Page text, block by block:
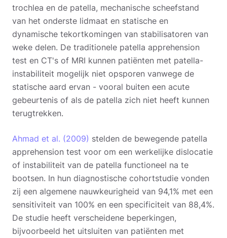
trochlea en de patella, mechanische scheefstand
van het onderste lidmaat en statische en
dynamische tekortkomingen van stabilisatoren van
weke delen. De traditionele patella apprehension
test en CT's of MRI kunnen patiënten met patella-
instabiliteit mogelijk niet opsporen vanwege de
statische aard ervan - vooral buiten een acute
gebeurtenis of als de patella zich niet heeft kunnen
terugtrekken.
Ahmad et al. (2009) stelden de bewegende patella
apprehension test voor om een werkelijke dislocatie
of instabiliteit van de patella functioneel na te
bootsen. In hun diagnostische cohortstudie vonden
zij een algemene nauwkeurigheid van 94,1% met een
sensitiviteit van 100% en een specificiteit van 88,4%.
De studie heeft verscheidene beperkingen,
bijvoorbeeld het uitsluiten van patiënten met